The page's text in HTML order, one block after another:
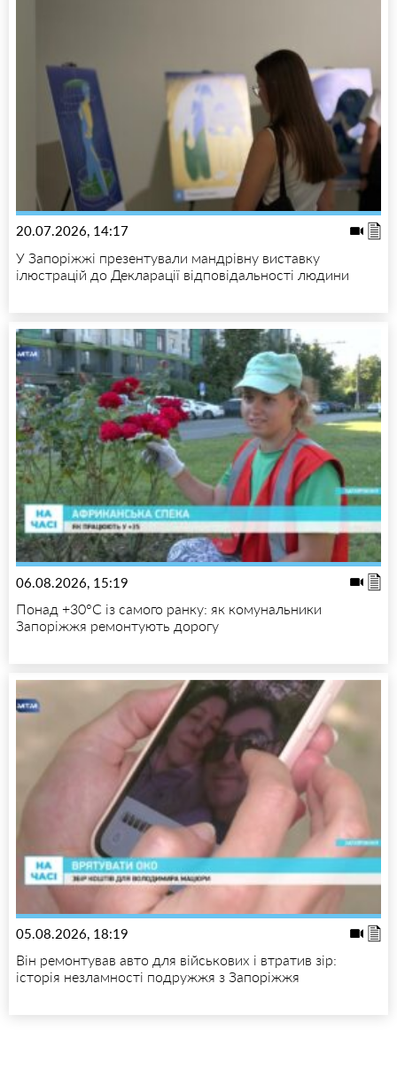
20.07.2026, 14:17
У Запоріжжі презентували мандрівну виставку
ілюстрацій до Декларації відповідальності людини
06.08.2026, 15:19
Понад +30°C із самого ранку: як комунальники
Запоріжжя ремонтують дорогу
05.08.2026, 18:19
Він ремонтував авто для військових і втратив зір:
історія незламності подружжя з Запоріжжя